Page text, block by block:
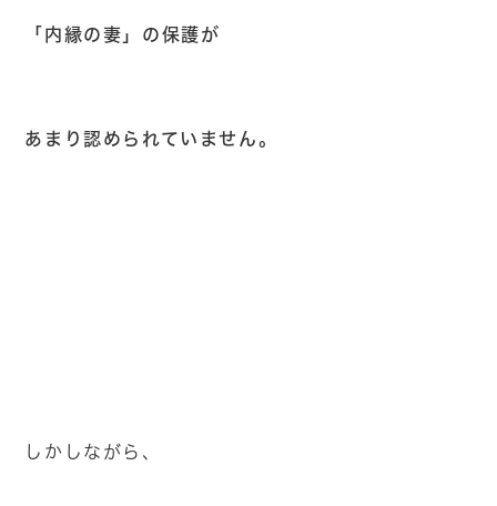
「内縁の妻」の保護が
あまり認められていません。
しかしながら、